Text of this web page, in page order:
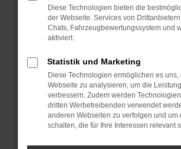
Starte dein Gerät neu.
Das kann manchmal helfen,
Probleme zu beheben.
Stelle sicher, dass dein
Betriebssystem auf dem
sind.
Veraltete Software birgt nicht nur
Sicherheitsrisiko, sondern kann
führen, dass bestimmte
Diese Technologien bieten die
der Webseite. Services von
Chats, Fahrzeugbewertungssystem und
aktiviert.
Statistik und Marketing
Diese Technologien ermöglichen es
Webseite zu analysieren, um die
verbessern. Zudem werden
dritten Werbetreibenden verwendet
anderen Webseiten zu verfolgen und um
schalten, die für Ihre Interessen relevant